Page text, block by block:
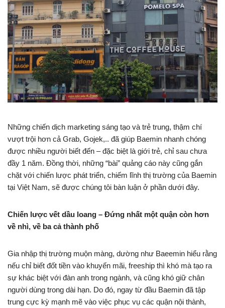
Những chiến dịch marketing sáng tạo và trẻ trung, thậm chí
vượt trội hơn cả Grab, Gojek,.. đã giúp Baemin nhanh chóng
được nhiều người biết đến – đặc biệt là giới trẻ, chỉ sau chưa
đầy 1 năm. Đồng thời, những “bài” quảng cáo này cũng gắn
chặt với chiến lược phát triển, chiếm lĩnh thị trường của Baemin
tại Việt Nam, sẽ được chúng tôi bàn luận ở phần dưới đây.
Chiến lược vết dầu loang – Đứng nhất một quận còn hơn
về nhì, về ba cả thành phố
Gia nhập thị trường muộn màng, dường như Baeemin hiểu rằng
nếu chỉ biết đốt tiền vào khuyến mãi, freeship thì khó mà tạo ra
sự khác biệt với đàn anh trong ngành, và cũng khó giữ chân
người dùng trong dài hạn. Do đó, ngay từ đầu Baemin đã tập
trung cực kỳ mạnh mẽ vào việc phục vụ các quận nội thành,